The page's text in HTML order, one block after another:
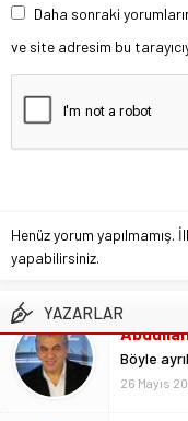
Daha sonraki
ve site adresim bu
Henüz yorum yapılmamış.
yapabilirsiniz.
YAZARLAR
Ali İzgi
Mutlu –